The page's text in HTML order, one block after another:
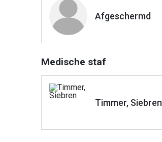
Afgeschermd
Medische staf
Timmer, Siebren